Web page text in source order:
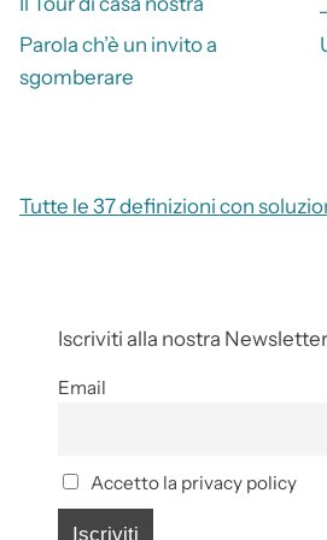
Parola ch’è un invito a
sgomberare
Tutte le 37 definizioni con
Iscriviti alla nostra
Email
Accetto la privacy policy